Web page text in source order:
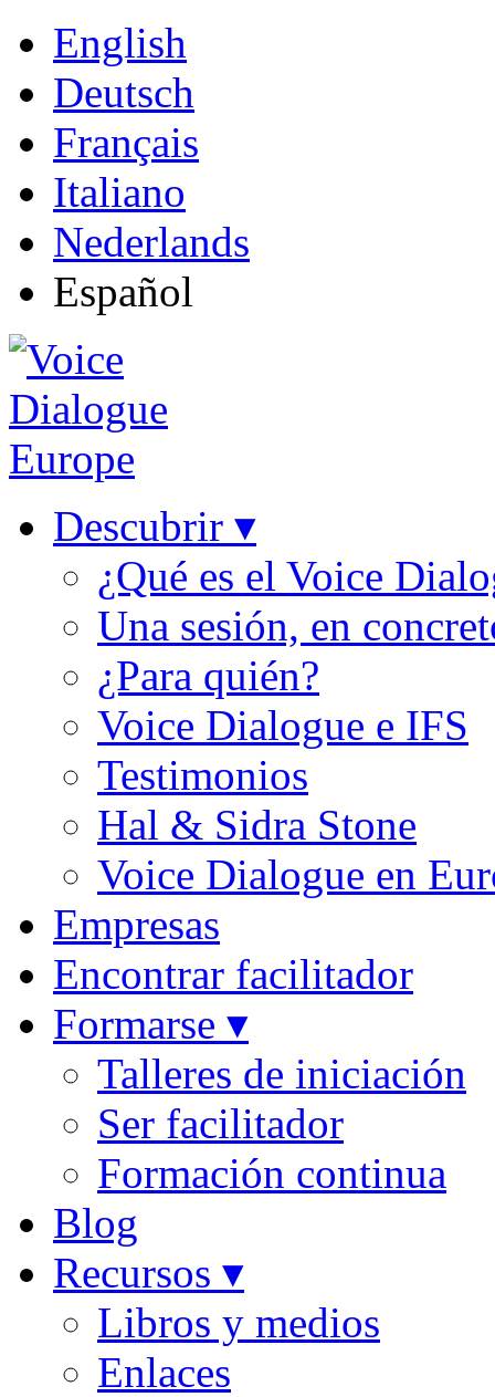
English
Deutsch
Français
Italiano
Nederlands
Español
Descubrir ▾
¿Qué es el Voice
Una sesión, en
¿Para quién?
Voice Dialogue e IFS
Testimonios
Hal & Sidra Stone
Voice Dialogue en
Empresas
Encontrar facilitador
Formarse ▾
Talleres de iniciación
Ser facilitador
Formación continua
Blog
Recursos ▾
Libros y medios
Enlaces